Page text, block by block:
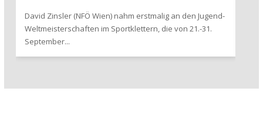
David Zinsler (NFÖ Wien) nahm erstmalig an den Jugend-
Weltmeisterschaften im Sportklettern, die von 21.-31.
September...